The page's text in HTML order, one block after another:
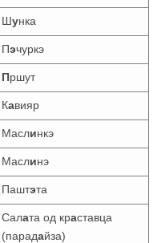
Шунка
Пэчуркэ
Пршут
Кавияр
Маслинкэ
Маслинэ
Паштэта
Салата од краставца
(парадайза)